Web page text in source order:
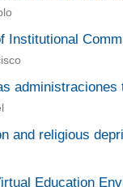
Institutional
and religious
Education